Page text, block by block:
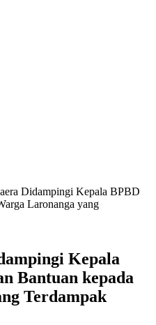
Didampingi Kepala BPBD
Laronanga yang
Kepala
Bantuan kepada
Terdampak